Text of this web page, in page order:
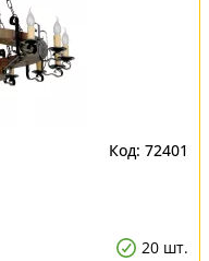
72401
20 шт.